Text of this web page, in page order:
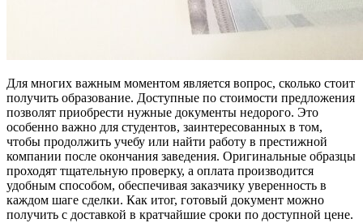
Для многих важным моментом является вопрос, сколько стоит
получить образование. Доступные по стоимости предложения
позволят приобрести нужные документы недорого. Это
особенно важно для студентов, заинтересованных в том,
чтобы продолжить учебу или найти работу в престижной
компании после окончания заведения. Оригинальные образцы
проходят тщательную проверку, а оплата производится
удобным способом, обеспечивая заказчику уверенность в
каждом шаге сделки. Как итог, готовый документ можно
получить с доставкой в кратчайшие сроки по доступной цене.